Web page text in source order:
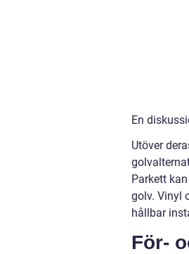
En
Utöver
Parkett
golv. Vinyl
hållbar
För-